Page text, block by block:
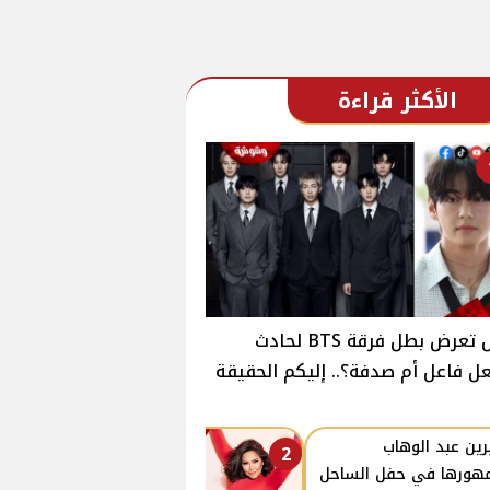
الأكثر قراءة
هل تعرض بطل فرقة BTS لحادث
فاعل أم صدفة؟.. إليكم الحقيقة
2
عبد الوهاب
في حفل الساحل